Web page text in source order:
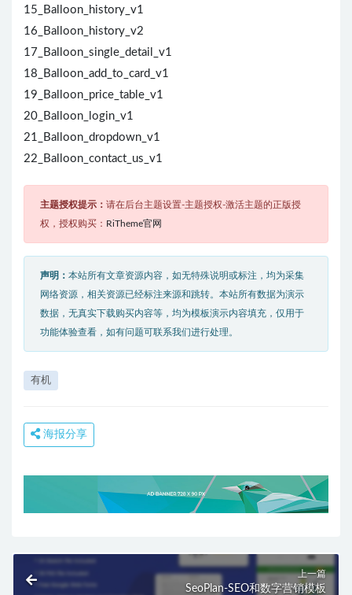
15_Balloon_history_v1
16_Balloon_history_v2
17_Balloon_single_detail_v1
18_Balloon_add_to_card_v1
19_Balloon_price_table_v1
20_Balloon_login_v1
21_Balloon_dropdown_v1
22_Balloon_contact_us_v1
主题授权提示： 请在后台主题设置-主题授权-激活主题的正版授
权，授权购买： RiTheme官网
声明： 本站所有文章资源内容，如无特殊说明或标注，均为采集
网络资源，相关资源已经标注来源和跳转。本站所有数据为演示
数据，无真实下载购买内容等，均为模板演示内容填充，仅用于
功能体验查看，如有问题可联系我们进行处理。
有机
海报分享
上一篇
SeoPlan-SEO和数字营销模板